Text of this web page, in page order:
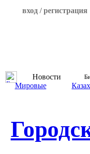
вход / регистрация
Новости
Мировые